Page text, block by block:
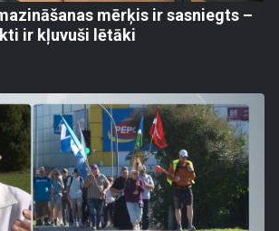
mērķis ir sasniegts –
ir kļuvuši lētāki